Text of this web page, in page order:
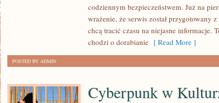
ZABEZPIECZEŃ
codziennym bezpieczeństwem. Już na
wrażenie, że serwis został przygotowany
chcą tracić czasu na niejasne informacje.
chodzi o dorabianie [ Read More ]
POSTED BY ADMIN
Cyberpunk w